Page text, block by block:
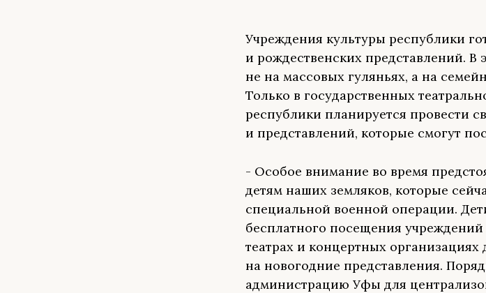
Учреждения культуры республики
и рождественских представлений. В
не на массовых гуляньях, а на
Только в государственных
республики планируется провести
и представлений, которые смогут
- Особое внимание во время
детям наших земляков, которые
специальной военной операции.
бесплатного посещения
театрах и концертных
на новогодние представления.
администрацию Уфы для